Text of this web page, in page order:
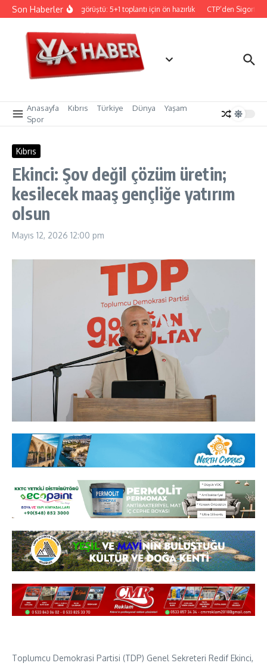
İçeriğe atla
Son HaberlerHolguin ile görüştü: 5+1 toplantı için ön hazırlık CTP’den Sigorta
Anasayfa Kıbrıs Türkiye Dünya
Yaşam
Spor
Kıbrıs
Ekinci: Şov değil çözüm üretin;
kesilecek maaş gençliğe yatırım
olsun
Mayıs 12, 2026 12:00 pm
Toplumcu Demokrasi Partisi (TDP) Genel Sekreteri Redif Ekinci,